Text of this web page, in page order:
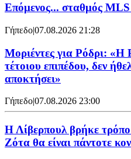
Επόμενος... σταθμός MLS
Γήπεδο|07.08.2026 21:28
Μοριέντες για Ρόδρι: «Η
τέτοιου επιπέδου, δεν
αποκτήσει»
Γήπεδο|07.08.2026 23:00
Η Λίβερπουλ βρήκε
Ζότα θα είναι πάντοτε